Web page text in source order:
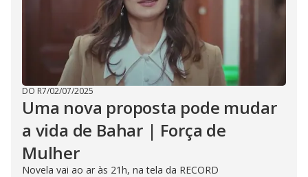
DO R7/02/07/2025
Uma nova proposta pode mudar
a vida de Bahar | Força de
Mulher
Novela vai ao ar às 21h, na tela da RECORD